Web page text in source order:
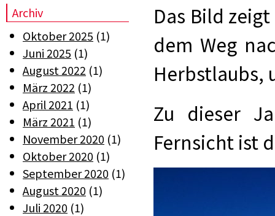
Das Bild
dem Weg
Herbstlaubs,
Zu dieser
Fernsicht ist
Archiv
Oktober 2025 (1)
Juni 2025 (1)
August 2022 (1)
März 2022 (1)
April 2021 (1)
März 2021 (1)
November 2020 (1)
Oktober 2020 (1)
September 2020 (1)
August 2020 (1)
Juli 2020 (1)